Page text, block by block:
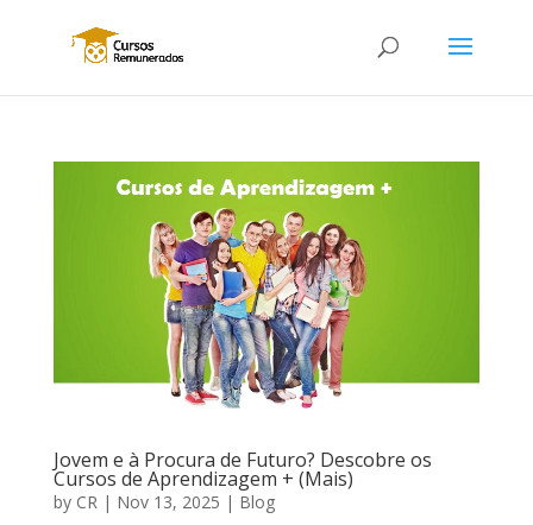
Jovem e à Procura de Futuro? Descobre os
Cursos de Aprendizagem + (Mais)
by CR| Nov 13, 2025 | Blog